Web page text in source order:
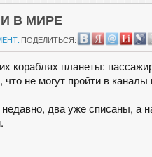
В МИРЕ
ПОДЕЛИТЬСЯ:
кораблях планеты:
что не могут пройти в
два уже списаны,